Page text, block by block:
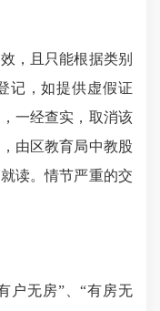
且只能根据类别
记，如提供虚假证
一经查实，取消该
由区教育局中教股
读。情节严重的交
无房”、“有房无